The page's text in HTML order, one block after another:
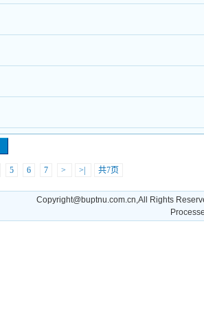
5 6 7 > >| 共7页
Copyright@buptnu.com.cn,All Rights